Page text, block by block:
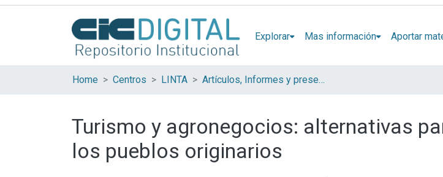
Explorar Mas información Aportar
Home Centros LINTA Artículos, Informes y presentaciones en Congresos LINTA
Turismo y agronegocios: alternativas
los pueblos originarios